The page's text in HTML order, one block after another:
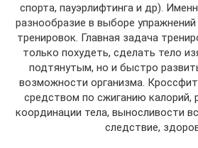
спорта, пауэрлифтинга и др).
разнообразие в выборе
тренировок. Главная задача
только похудеть, сделать тело
подтянутым, но и быстро
возможности организма.
средством по сжиганию калорий,
координации тела, выносливости
следствие,